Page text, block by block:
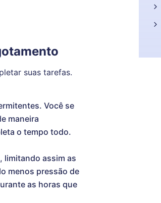
suas tarefas.
Você se
maneira
o tempo todo.
limitando assim as
menos pressão de
as horas que